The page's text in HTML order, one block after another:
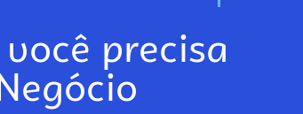
precisa